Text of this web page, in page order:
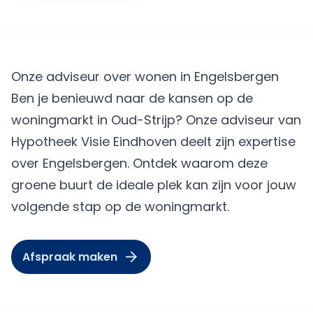
Onze adviseur over wonen in Engelsbergen
Ben je benieuwd naar de kansen op de
woningmarkt in Oud-Strijp? Onze adviseur van
Hypotheek Visie Eindhoven deelt zijn expertise
over Engelsbergen. Ontdek waarom deze
groene buurt de ideale plek kan zijn voor jouw
volgende stap op de woningmarkt.
Afspraak maken